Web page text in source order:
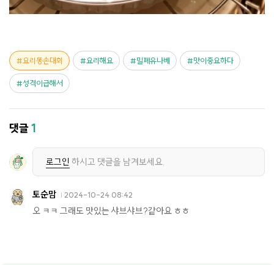
요리똥손대회 요리해요 밀페유나베 맛이중요하다
성격이급해서
댓글1
로그인 하시고 댓글을 남겨보세요.
토순맘 2024-10-24 08:42
오 ㅋㅋ 그래도 맛있는 샤브샤브?같아요 ㅎㅎ